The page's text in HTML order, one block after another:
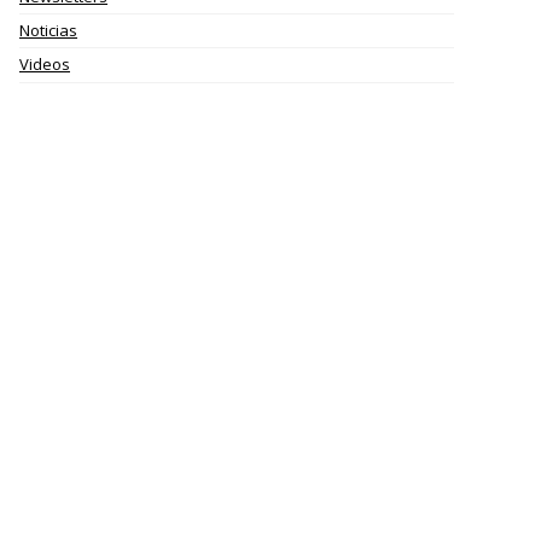
Noticias
Videos